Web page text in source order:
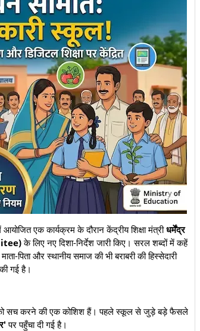
एक कार्यक्रम के दौरान केंद्रीय शिक्षा मंत्रीधर्मेंद्र
के लिए नए दिशा-निर्देश जारी किए। सरल शब्दों में कहें
पिता और स्थानीय समाज की भी बराबरी की हिस्सेदारी
गई है।
को सच करने की एक कोशिश हैं। पहले स्कूल से जुड़े बड़े फैसले
पर पहुँचा दी गई है।